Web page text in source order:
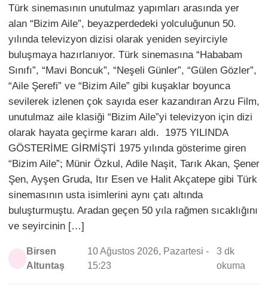
Türk sinemasının unutulmaz yapımları arasında yer
alan “Bizim Aile”, beyazperdedeki yolculuğunun 50.
yılında televizyon dizisi olarak yeniden seyirciyle
buluşmaya hazırlanıyor. Türk sinemasına “Hababam
Sınıfı”, “Mavi Boncuk”, “Neşeli Günler”, “Gülen Gözler”,
“Aile Şerefi” ve “Bizim Aile” gibi kuşaklar boyunca
sevilerek izlenen çok sayıda eser kazandıran Arzu Film,
unutulmaz aile klasiği “Bizim Aile”yi televizyon için dizi
olarak hayata geçirme kararı aldı. 1975 YILINDA
GÖSTERİME GİRMİŞTİ 1975 yılında gösterime giren
“Bizim Aile”; Münir Özkul, Adile Naşit, Tarık Akan, Şener
Şen, Ayşen Gruda, Itır Esen ve Halit Akçatepe gibi Türk
sinemasının usta isimlerini aynı çatı altında
buluşturmuştu. Aradan geçen 50 yıla rağmen sıcaklığını
ve seyircinin […]
Birsen
Altuntaş
10 Ağustos 2026, Pazartesi -
15:23
3 dk
okuma